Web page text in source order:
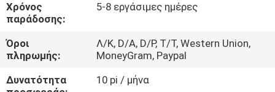
ΖΗΤΉΣΤΕ
ΈΝΑ
ΑΠΌΣΠΑΣΜΑ
Χρόνος
παράδοσης:
5-8 εργάσιμες ημέρες
Όροι
πληρωμής:
Λ/Κ, D/A, D/P, T/T, Western Union,
MoneyGram, Paypal
Δυνατότητα
10 pi / μήνα